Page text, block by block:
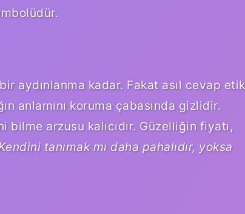
aydınlanma kadar. Fakat asıl cevap etik
anlamını koruma çabasında gizlidir.
bilme arzusu kalıcıdır. Güzelliğin fiyatı,
tanımak mı daha pahalıdır, yoksa